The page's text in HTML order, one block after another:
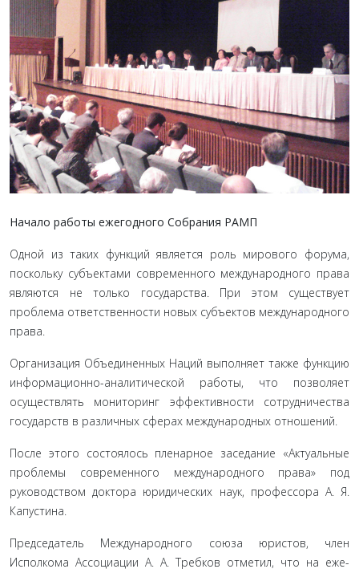
Начало работы ежегодного Собрания РАМП
Одной из таких функций является роль мирового фо­рума,
поскольку субъектами современного международного права
являются не только государства. При этом существует
проблема ответственности новых субъектов международного
права.
Организация Объединенных Наций выполняет также функцию
информационно-аналитической работы, что по­зволяет
осуществлять мониторинг эффективности сотрудни­чества
государств в различных сферах международных отно­шений.
После этого состоялось пленарное заседание «Актуальные
проблемы современного международного права» под
руковод­ством доктора юридических наук, профессора А. Я.
Капустина.
Председатель Международного союза юристов, член
Исполкома Ассоциации А. А. Требков отметил, что на еже­